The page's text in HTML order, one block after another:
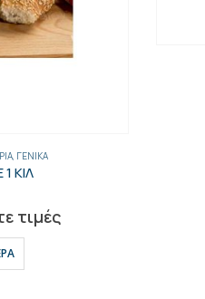
, ΓΕΝΙΚΑ
ΚΙΛ
τιμές